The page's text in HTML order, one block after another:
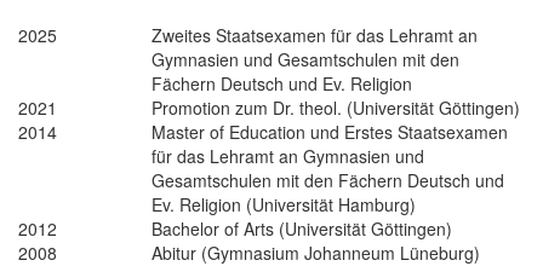
2025
Zweites Staatsexamen für das Lehramt an
Gymnasien und Gesamtschulen mit den
Fächern Deutsch und Ev. Religion
2021
Promotion zum Dr. theol. (Universität Göttingen)
2014
Master of Education und Erstes Staatsexamen
für das Lehramt an Gymnasien und
Gesamtschulen mit den Fächern Deutsch und
Ev. Religion (Universität Hamburg)
2012
Bachelor of Arts (Universität Göttingen)
2008
Abitur (Gymnasium Johanneum Lüneburg)